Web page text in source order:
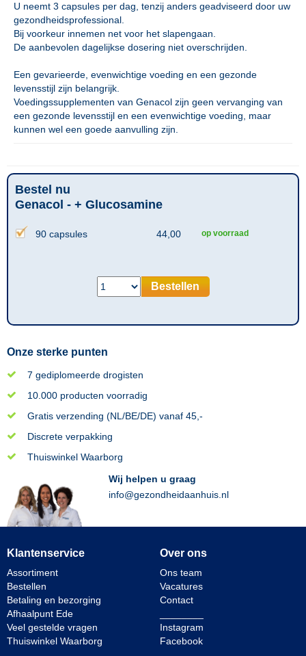
U neemt 3 capsules per dag, tenzij anders geadviseerd door uw
gezondheidsprofessional.
Bij voorkeur innemen net voor het slapengaan.
De aanbevolen dagelijkse dosering niet overschrijden.
Een gevarieerde, evenwichtige voeding en een gezonde
levensstijl zijn belangrijk.
Voedingssupplementen van Genacol zijn geen vervanging van
een gezonde levensstijl en een evenwichtige voeding, maar
kunnen wel een goede aanvulling zijn.
Bestel nu
Genacol - + Glucosamine
90 capsules 44,00 op voorraad
Bestellen
Onze sterke punten
7 gediplomeerde drogisten
10.000 producten voorradig
Gratis verzending (NL/BE/DE) vanaf 45,-
Discrete verpakking
Thuiswinkel Waarborg
Wij helpen u graag
info@gezondheidaanhuis.nl
Klantenservice
Assortiment
Bestellen
Betaling en bezorging
Afhaalpunt Ede
Veel gestelde vragen
Thuiswinkel Waarborg
Over ons
Ons team
Vacatures
Contact
Instagram
Facebook